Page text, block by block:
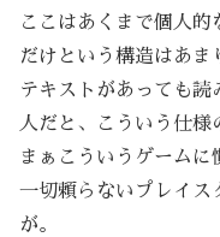
ここはあくまで個人
だけという構造はあま
テキストがあっても
人だと、こういう仕様
まぁこういうゲームに
一切頼らないプレイス
が。